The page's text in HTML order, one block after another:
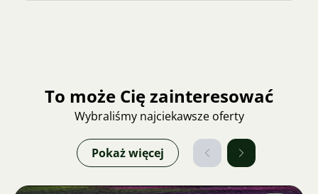
To może Cię zainteresować
Wybraliśmy najciekawsze oferty
Pokaż więcej